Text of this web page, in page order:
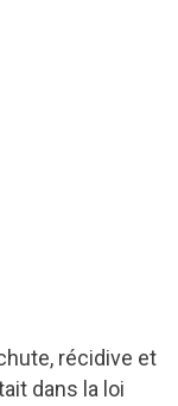
récidive et
dans la loi